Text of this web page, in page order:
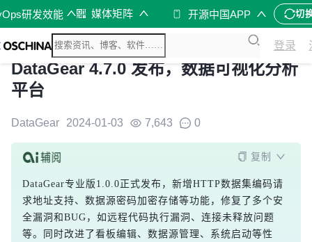
研发效能 媒体矩阵 开源中国APP 切
登录
DataGear 4.7.0 发布，数据可视化分析
平台
DataGear 2024-01-03 7,643 0
复制
DataGear专业版1.0.0正式发布，新增HTTP数据集编码请
求地址支持、数据源密码加密存储等功能，修复了多个安
全漏洞和BUG，如远程代码执行漏洞、连接未释放问题
等。同时改进了看板编辑、数据源管理、系统启动等性